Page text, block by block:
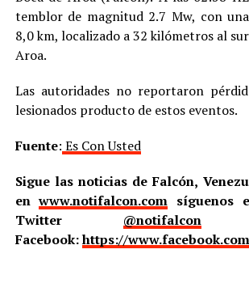
temblor de magnitud 2.7 Mw, con
8,0 km, localizado a 32 kilómetros al
Aroa.
Las autoridades no reportaron
lesionados producto de estos eventos.
Fuente: Es Con Usted
Sigue las noticias de Falcón,
enwww.notifalcon.com síguenos
Twitter @notifalcony
Facebook:https://www.facebook.com